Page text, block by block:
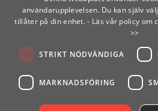
användarupplevelsen. Du kan själv
tillåter på din enhet. - Läs vår policy om
>>
STRIKT NÖDVÄNDIGA
MARKNADSFÖRING